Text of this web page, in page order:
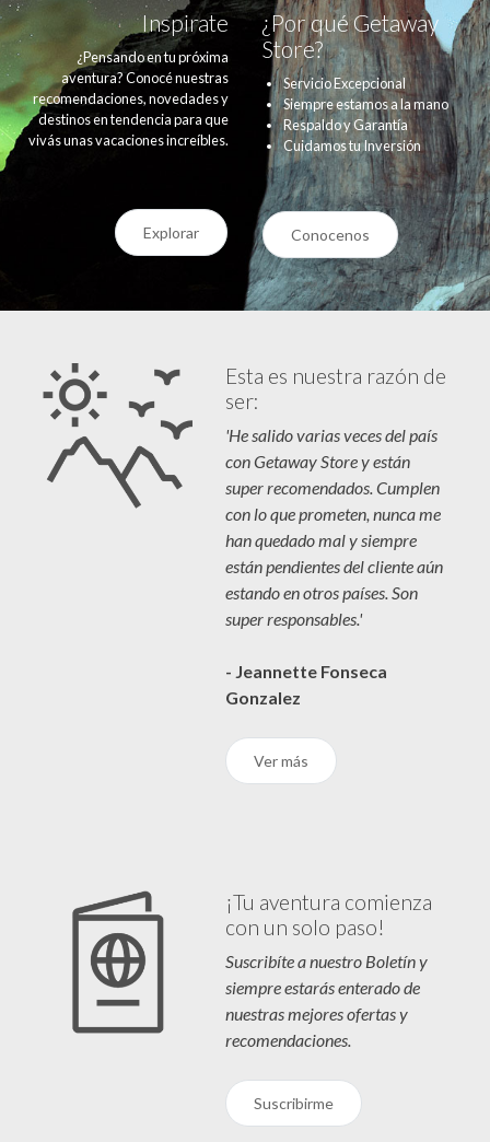
Inspirate
¿Pensando en tu próxima
aventura? Conocé nuestras
recomendaciones, novedades y
destinos en tendencia para que
vivás unas vacaciones increíbles.
¿Por qué Getaway
Store?
Servicio Excepcional
Siempre estamos a la mano
Respaldo y Garantía
Cuidamos tu Inversión
Explorar Conocenos
Esta es nuestra razón de
ser:
'He salido varias veces del país
con Getaway Store y están
super recomendados. Cumplen
con lo que prometen, nunca me
han quedado mal y siempre
están pendientes del cliente aún
estando en otros países. Son
super responsables.'
- Jeannette Fonseca
Gonzalez
Ver más
¡Tu aventura comienza
con un solo paso!
Suscribíte a nuestro Boletín y
siempre estarás enterado de
nuestras mejores ofertas y
recomendaciones.
Suscribirme